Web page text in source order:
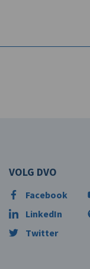
VOLG DVO
Facebook
LinkedIn
Twitter